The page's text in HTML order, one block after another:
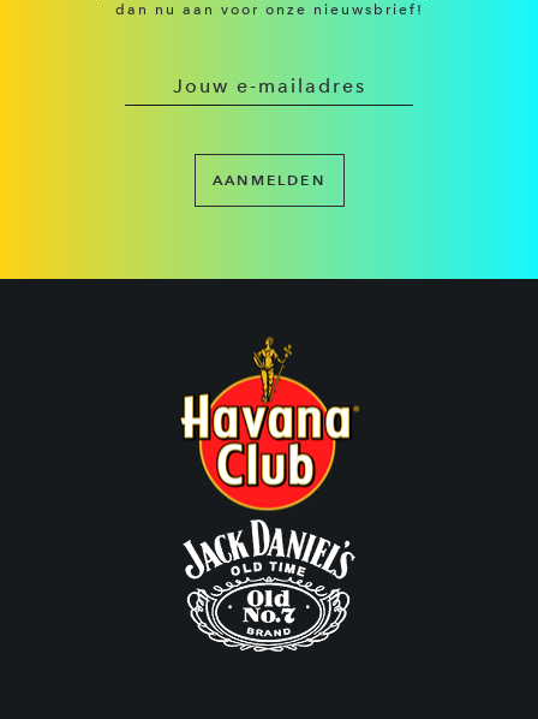
dan nu aan voor onze nieuwsbrief!
AANMELDEN